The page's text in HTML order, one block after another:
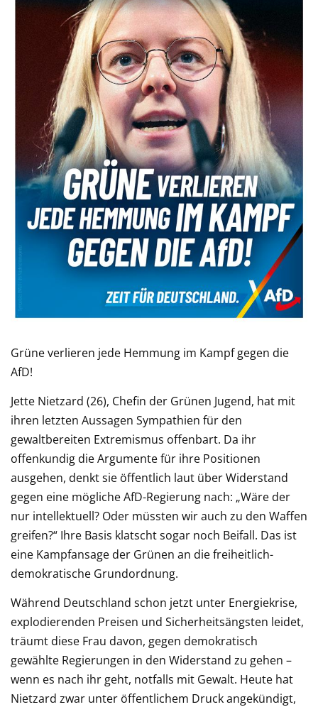
Grüne verlieren jede Hemmung im Kampf gegen die
AfD!
Jette Nietzard (26), Chefin der Grünen Jugend, hat mit
ihren letzten Aussagen Sympathien für den
gewaltbereiten Extremismus offenbart. Da ihr
offenkundig die Argumente für ihre Positionen
ausgehen, denkt sie öffentlich laut über Widerstand
gegen eine mögliche AfD-Regierung nach: „Wäre der
nur intellektuell? Oder müssten wir auch zu den Waffen
greifen?“ Ihre Basis klatscht sogar noch Beifall. Das ist
eine Kampfansage der Grünen an die freiheitlich-
demokratische Grundordnung.
Während Deutschland schon jetzt unter Energiekrise,
explodierenden Preisen und Sicherheitsängsten leidet,
träumt diese Frau davon, gegen demokratisch
gewählte Regierungen in den Widerstand zu gehen –
wenn es nach ihr geht, notfalls mit Gewalt. Heute hat
Nietzard zwar unter öffentlichem Druck angekündigt,